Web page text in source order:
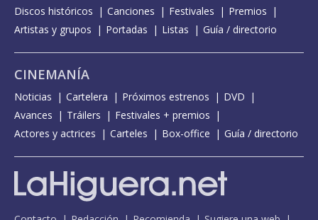
Discos históricos
Canciones Festivales
Premios
Artistas y grupos
Portadas Listas Guía / directorio
CINEMANÍA
Noticias Cartelera Próximos estrenos
DVD
Avances
Tráilers
Festivales + premios
Actores y actrices
Carteles Box-office Guía / directorio